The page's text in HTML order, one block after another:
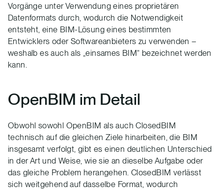
Vorgänge unter Verwendung eines proprietären
Datenformats durch, wodurch die Notwendigkeit
entsteht, eine BIM-Lösung eines bestimmten
Entwicklers oder Softwareanbieters zu verwenden –
weshalb es auch als „einsames BIM“ bezeichnet werden
kann.
OpenBIM im Detail
Obwohl sowohl OpenBIM als auch ClosedBIM
technisch auf die gleichen Ziele hinarbeiten, die BIM
insgesamt verfolgt, gibt es einen deutlichen Unterschied
in der Art und Weise, wie sie an dieselbe Aufgabe oder
das gleiche Problem herangehen. ClosedBIM verlässt
sich weitgehend auf dasselbe Format, wodurch